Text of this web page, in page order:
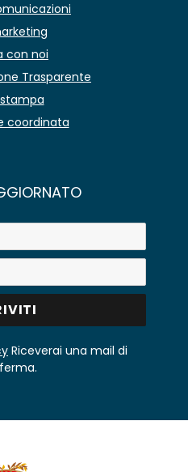
con noi
Trasparente
coordinata
Riceverai una mail di